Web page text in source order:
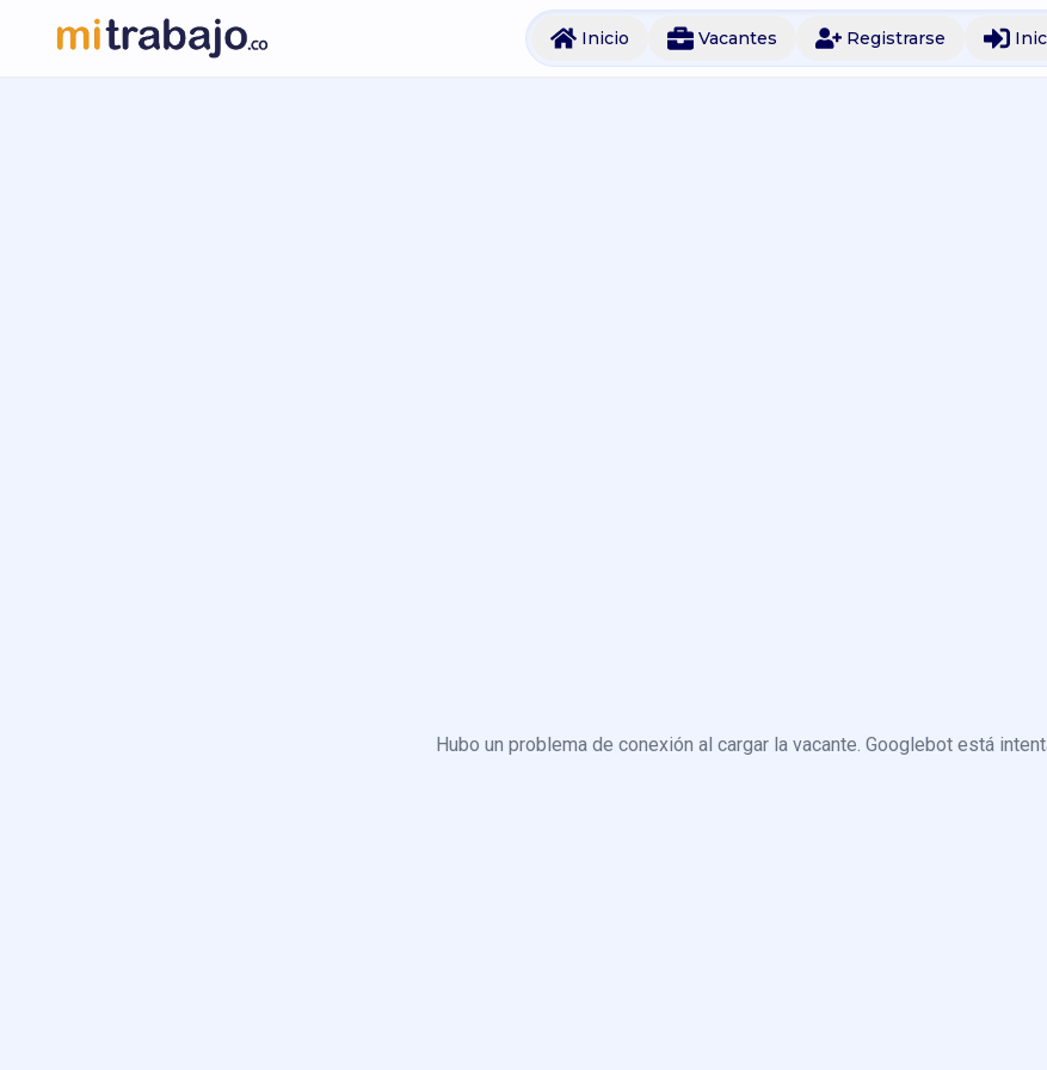
Inicio Vacantes Registrarse
Hubo un problema de conexión al cargar la vacante. Googlebot está